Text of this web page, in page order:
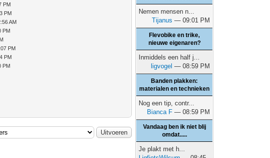
PM
PM
AM
PM
PM
PM
PM
Nemen mensen n...
Tijanus — 09:01 PM
Flevobike en trike,
nieuwe eigenaren?
Inmiddels een half j...
ligvogel — 08:59 PM
Banden plakken:
materialen en technieken
Nog een tip, contr...
Bianca F — 08:59 PM
Vandaag ben ik niet blij
omdat.....
Je plakt met h...